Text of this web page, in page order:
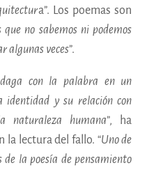
a”. Los poemas son
que no sabemos ni podemos
algunas veces”.
con la palabra en un
identidad y su relación con
naturaleza humana”, ha
la lectura del fallo. “Uno de
de la poesía de pensamiento